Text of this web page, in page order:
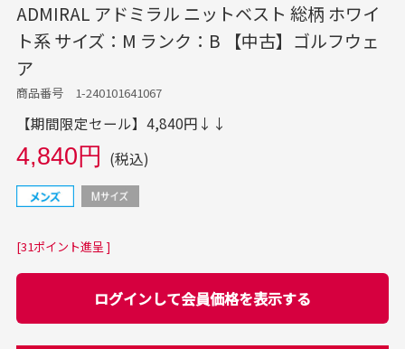
ADMIRAL アドミラル ニットベスト 総柄 ホワイ
ト系 サイズ：M ランク：B 【中古】ゴルフウェ
ア
商品番号 1-240101641067
【期間限定セール】4,840円↓↓
4,840円 (税込)
[31ポイント進呈 ]
ログインして会員価格を表示する